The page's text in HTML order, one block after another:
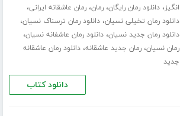
انگیز،دانلود رمان رایگان،رمان،رمان عاشقانه ایرانی،
دانلود رمان تخیلی نسیان،دانلود رمان ترسناک نسیان،
دانلود رمان جدید نسیان،دانلود رمان عاشفانه نسیان،
رمان نسیان،رمان جدید عاشقانه،دانلود رمان عاشقانه
جدید
دانلود کتاب